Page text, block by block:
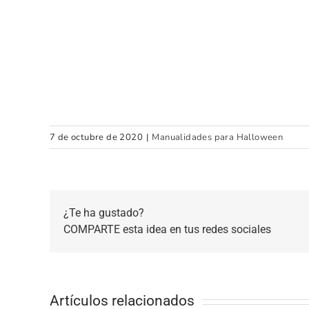
7 de octubre de 2020 | Manualidades para Halloween
¿Te ha gustado?
COMPARTE esta idea en tus redes sociales
Artículos relacionados